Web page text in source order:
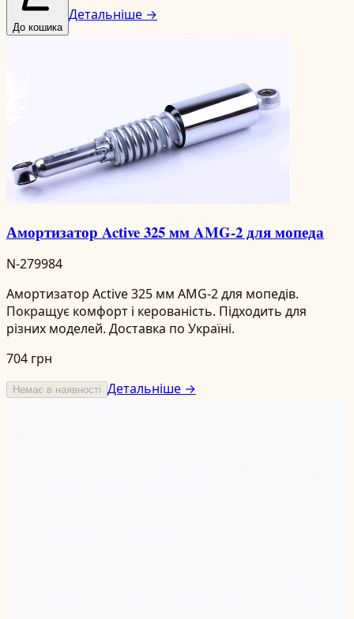
До кошика
Детальніше →
Амортизатор Active 325 мм AMG-2 для мопеда
N-279984
Амортизатор Active 325 мм AMG-2 для мопедів.
Покращує комфорт і керованість. Підходить для
різних моделей. Доставка по Україні.
704 грн
Немає в наявності Детальніше →